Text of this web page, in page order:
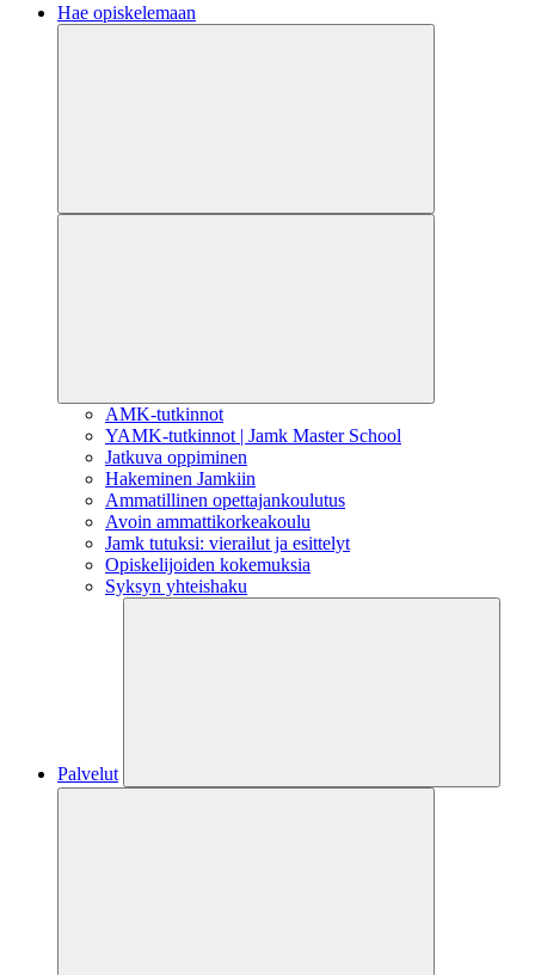
Hae opiskelemaan
AMK-tutkinnot
YAMK-tutkinnot | Jamk Master School
Jatkuva oppiminen
Hakeminen Jamkiin
Ammatillinen opettajankoulutus
Avoin ammattikorkeakoulu
Jamk tutuksi: vierailut ja esittelyt
Opiskelijoiden kokemuksia
Syksyn yhteishaku
Palvelut